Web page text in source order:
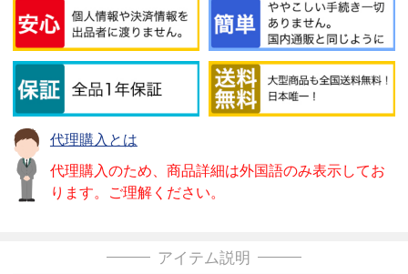
代理購入とは
代理購入のため、商品詳細は外国語のみ表示してお
ります。ご理解ください。
アイテム説明